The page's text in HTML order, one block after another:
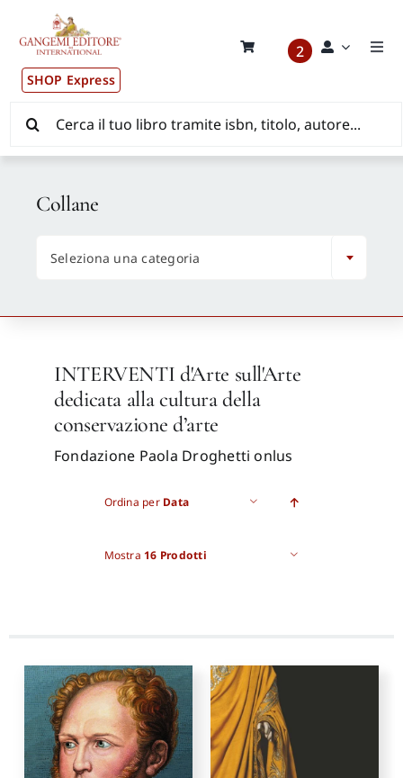
contenuto
SHOP Express
2
Pubblicazioni
News ed Eventi
Distribuzione Wolrdwide
CONSIP / MEPA / ANVUR / CINECA
Autori
Proposte di pubblicazione
Gangemi Editore
per:
INTERVENTI d'Arte sull'Arte
dedicata alla cultura della
conservazione d’arte
Fondazione Paola Droghetti onlus
Ordina per Data
Mostra 16 Prodotti
Collane
Seleziona una categoria